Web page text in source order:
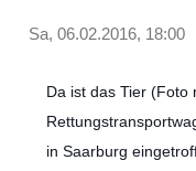
Sa, 06.02.2016, 18:00
Da ist das Tier (Foto
in Saarburg